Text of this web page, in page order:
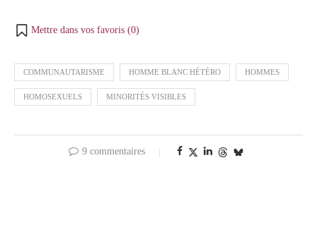
Mettre dans vos favoris (0)
COMMUNAUTARISME HOMME BLANC HÉTÉRO HOMMES
HOMOSEXUELS MINORITÉS VISIBLES
9 commentaires